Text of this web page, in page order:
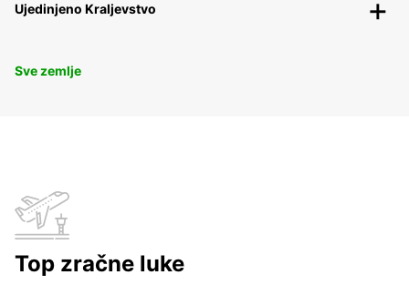
Ujedinjeno Kraljevstvo
Sve zemlje
Top zračne luke